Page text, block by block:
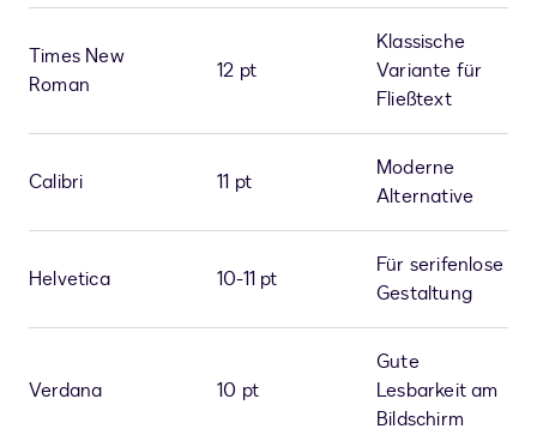
Times New
Roman
12 pt
Klassische
Variante für
Fließtext
Calibri 11 pt
Moderne
Alternative
Helvetica 10-11 pt
Für serifenlose
Gestaltung
Verdana 10 pt
Gute
Lesbarkeit am
Bildschirm